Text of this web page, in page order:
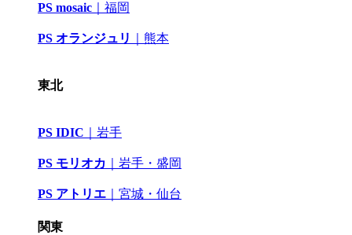
PS mosaic 福岡
PS オランジュリ 熊本
東北
PS IDIC 岩手
PS モリオカ ｜岩手・盛岡
PS アトリエ 宮城・仙台
関東